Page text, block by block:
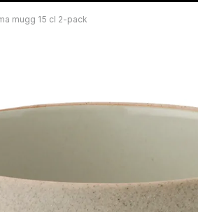
mugg 15 cl 2-pack